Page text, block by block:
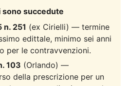
sono succedute
n. 251 (ex Cirielli) — termine
edittale, minimo sei anni
per le contravvenzioni.
103 (Orlando) —
della prescrizione per un